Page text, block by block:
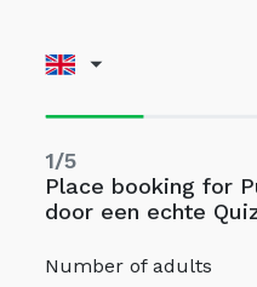
1/5
Place booking for
door een echte
Number of adults